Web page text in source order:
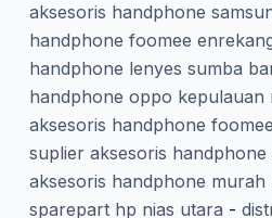
aksesoris handphone
handphone foomee
handphone lenyes sumba
handphone oppo kepulauan
aksesoris handphone
suplier aksesoris handphone
aksesoris handphone murah
sparepart hp nias utara -